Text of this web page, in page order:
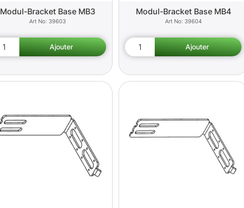
Modul-Bracket Base MB3
39603
Modul-Bracket Base MB4
39604